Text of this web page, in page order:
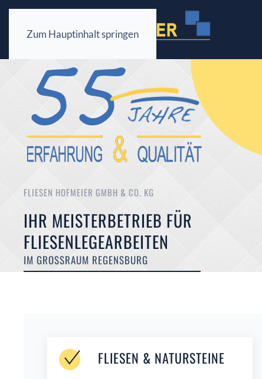
Zum Hauptinhalt springen
FLIESEN HOFMEIER GMBH & CO. KG
IHR MEISTERBETRIEB FÜR
FLIESENLEGEARBEITEN
IM GROSSRAUM REGENSBURG
FLIESEN & NATURSTEINE